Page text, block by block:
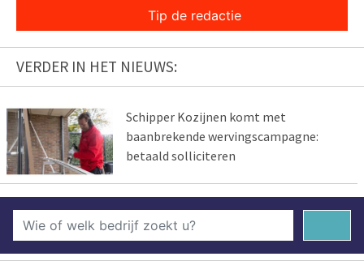
Tip de redactie
VERDER IN HET NIEUWS:
Schipper Kozijnen komt met
baanbrekende wervingscampagne:
betaald solliciteren